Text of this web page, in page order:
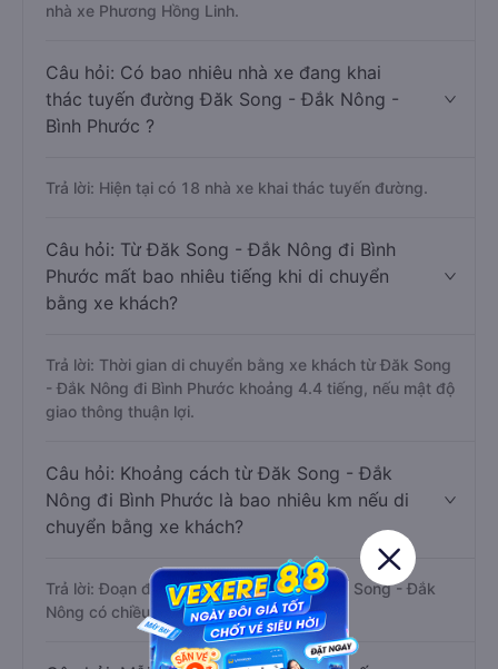
nhà xe Phương Hồng Linh.
Câu hỏi: Có bao nhiêu nhà xe đang khai
thác tuyến đường Đăk Song - Đắk Nông -
Bình Phước ?
Trả lời: Hiện tại có 18 nhà xe khai thác tuyến đường.
Câu hỏi: Từ Đăk Song - Đắk Nông đi Bình
Phước mất bao nhiêu tiếng khi di chuyển
bằng xe khách?
Trả lời: Thời gian di chuyển bằng xe khách từ Đăk Song
- Đắk Nông đi Bình Phước khoảng 4.4 tiếng, nếu mật độ
giao thông thuận lợi.
Câu hỏi: Khoảng cách từ Đăk Song - Đắk
Nông đi Bình Phước là bao nhiêu km nếu di
chuyển bằng xe khách?
Trả lời: Đoạn đường đi Bình Phước từ Đăk Song - Đắk
Nông có chiều dài khoảng 238 km.